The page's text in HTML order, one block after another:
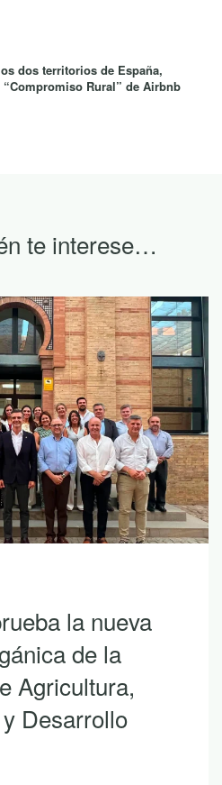
dos territorios de España,
Rural” de Airbnb
te interese…
la nueva
de la
Agricultura,
Desarrollo